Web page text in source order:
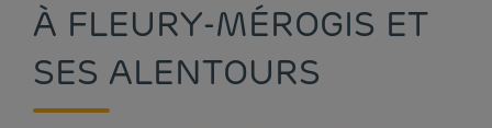
À FLEURY-MÉROGIS ET
SES ALENTOURS